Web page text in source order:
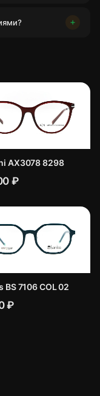
AX3078 8298
₽
BS 7106 COL 02
₽